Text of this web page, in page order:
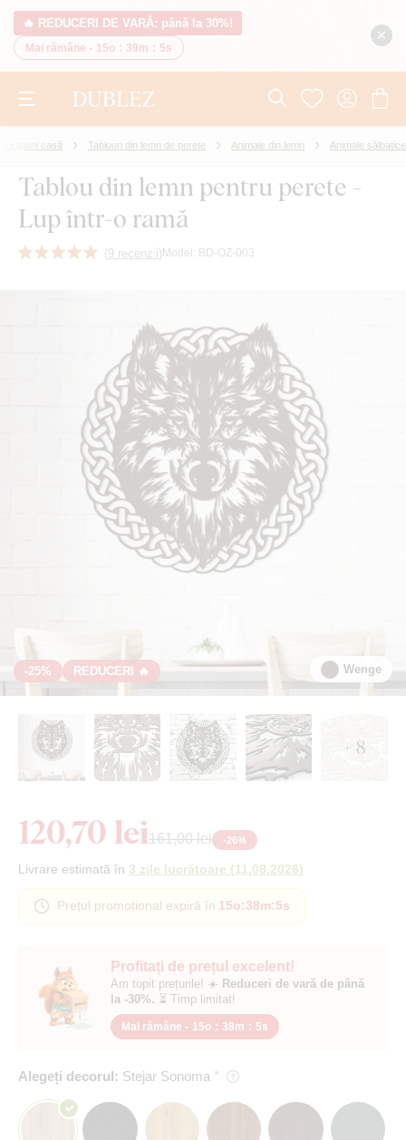
🔥 REDUCERI DE VARĂ: până la 30%!
Mai rămâne - 15o : 39m : 4s
casă Tablouri din lemn de perete Animale din lemn Animale sălbatice
Tablou din lemn pentru perete -
Lup într-o ramă
(9 recenzii) Model: BD-OZ-003
-25% REDUCERI 🔥 Wenge
+ 8
Profitați de prețul excelent!
Am topit prețurile! ☀️ Reduceri de vară de până
la -30%. ⏳ Timp limitat!
Mai rămâne - 15o : 38m : 4s
Alegeți decorul: Stejar Sonoma
120,70 lei161,00 lei -26%
Livrare estimată în 3 zile lucrătoare (11.08.2026)
Prețul promoțional expiră în 15o:38m:4s